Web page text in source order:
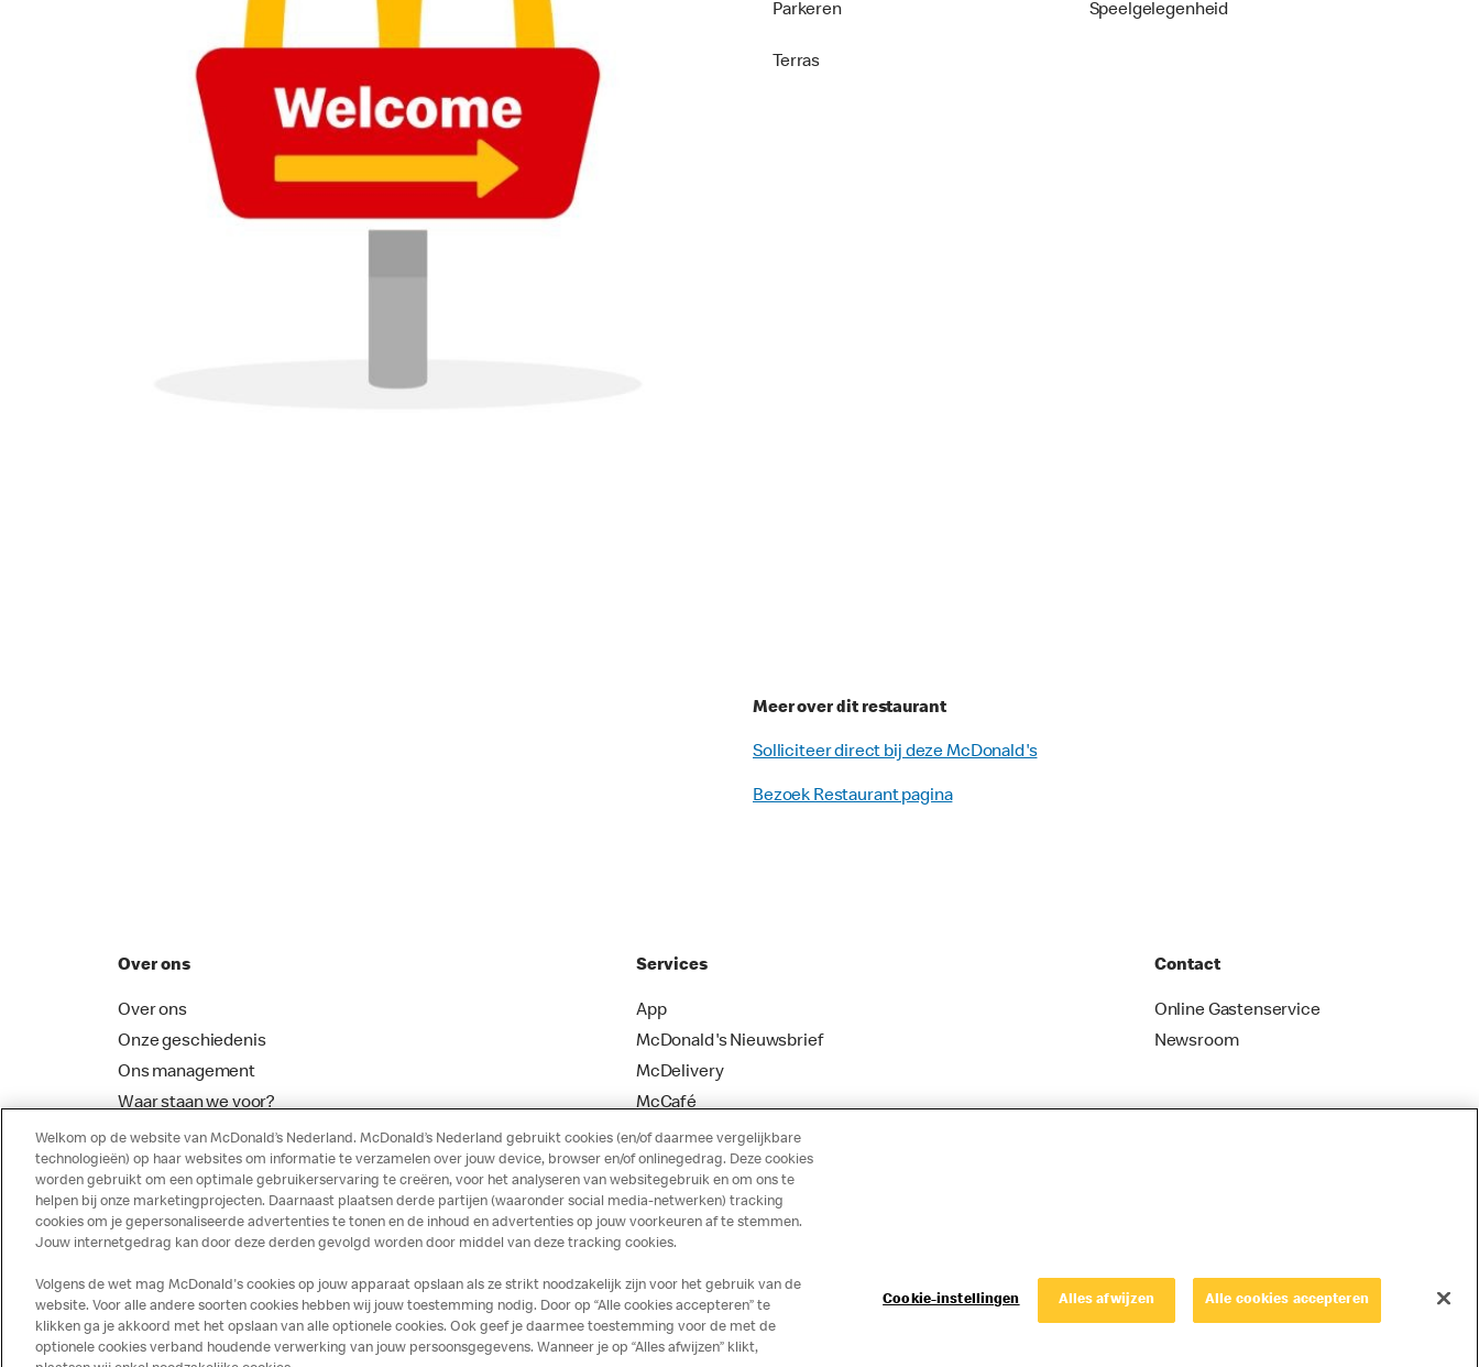
Parkeren Speelgelegenheid
Terras
Meer over dit restaurant
Solliciteer direct bij deze McDonald's
Bezoek Restaurant pagina
Over ons
Over ons
Onze geschiedenis
Ons management
Waar staan we voor?
McDonalds Franchising
Services
App
McDonald's Nieuwsbrief
McDelivery
McCafé
Contact
Online Gastenservice
Newsroom
Disclaimer Privacy Cookies
Welkom op de website van McDonald’s Nederland. McDonald’s Nederland gebruikt cookies (en/of daarmee vergelijkbare
technologieën) op haar websites om informatie te verzamelen over jouw device, browser en/of onlinegedrag. Deze cookies
worden gebruikt om een optimale gebruikerservaring te creëren, voor het analyseren van websitegebruik en om ons te
helpen bij onze marketingprojecten. Daarnaast plaatsen derde partijen (waaronder social media-netwerken) tracking
cookies om je gepersonaliseerde advertenties te tonen en de inhoud en advertenties op jouw voorkeuren af te stemmen.
Jouw internetgedrag kan door deze derden gevolgd worden door middel van deze tracking cookies.
Volgens de wet mag McDonald's cookies op jouw apparaat opslaan als ze strikt noodzakelijk zijn voor het gebruik van de
website. Voor alle andere soorten cookies hebben wij jouw toestemming nodig. Door op “Alle cookies accepteren” te
klikken ga je akkoord met het opslaan van alle optionele cookies. Ook geef je daarmee toestemming voor de met de
optionele cookies verband houdende verwerking van jouw persoonsgegevens. Wanneer je op “Alles afwijzen” klikt,
Cookie-instellingen Alles afwijzen Alle cookies accepteren